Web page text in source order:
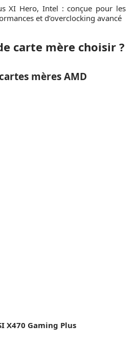
XI Hero, Intel : conçue pour les
et d’overclocking avancé
carte mère choisir ?
mères AMD
X470 Gaming Plus